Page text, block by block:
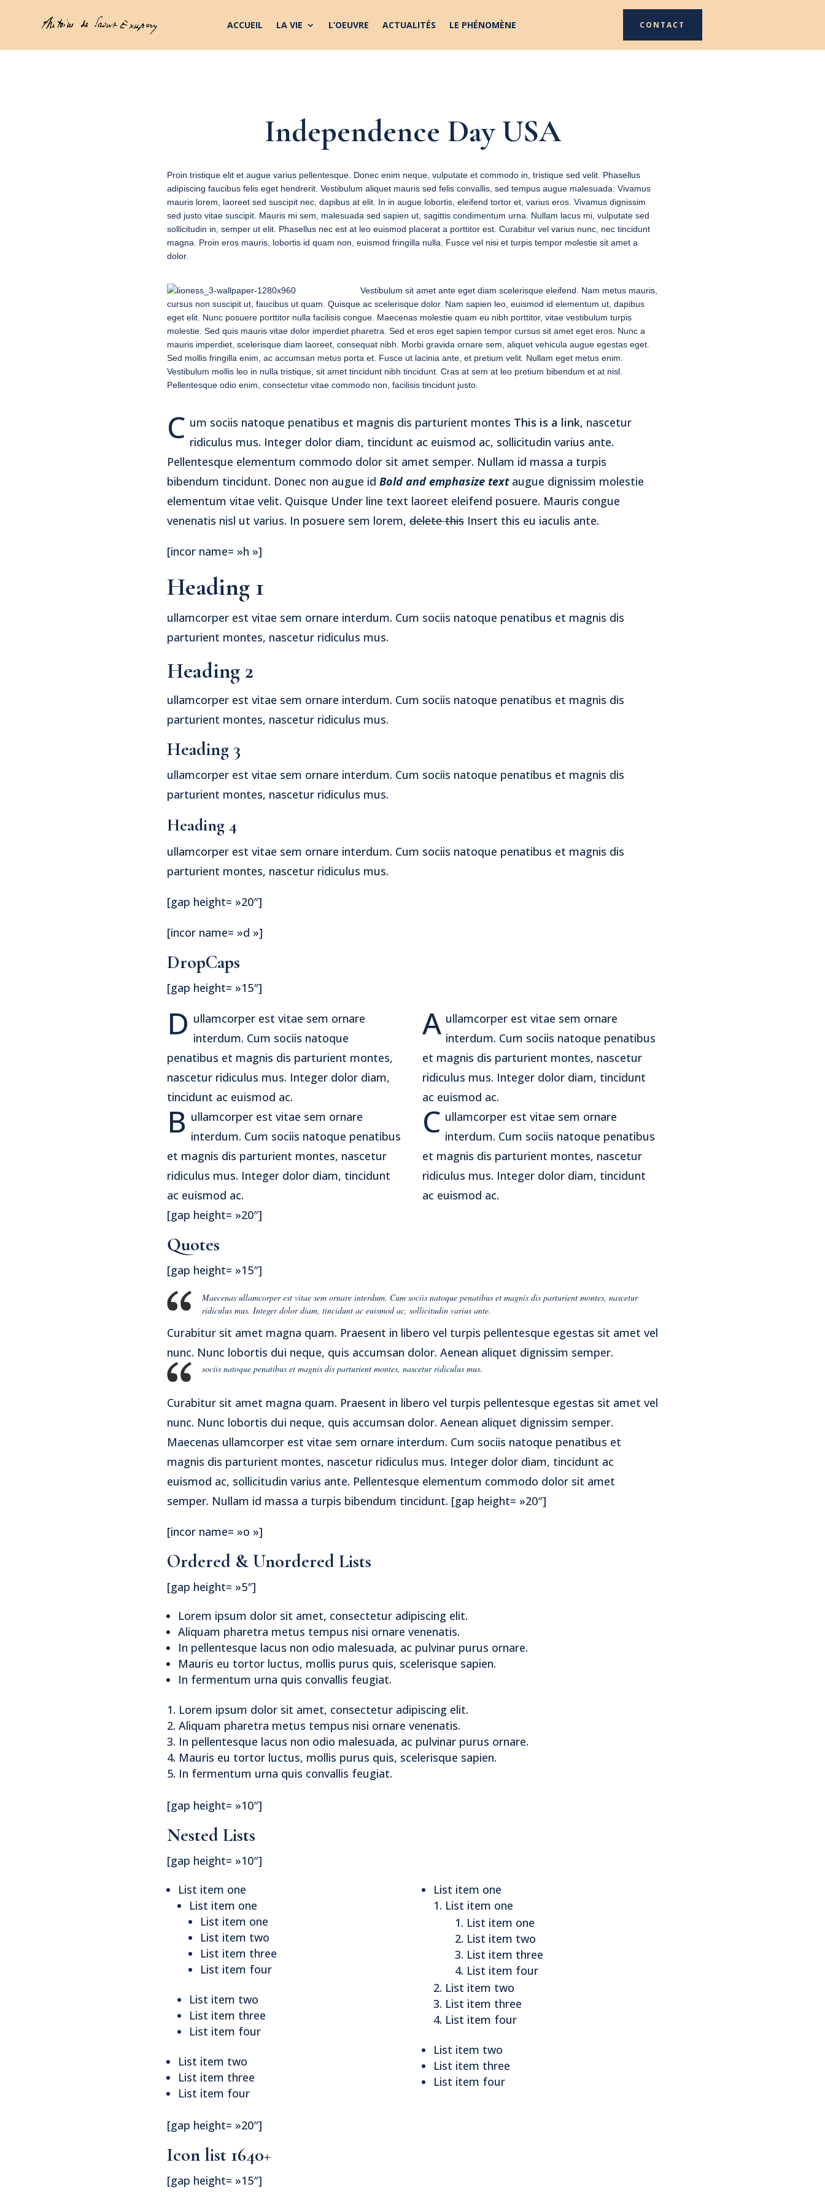
ACCUEIL LA VIE L’OEUVRE ACTUALITÉS LE PHÉNOMÈNE CONTACT
Independence Day USA
Proin tristique elit et augue varius pellentesque. Donec enim neque, vulputate et commodo in, tristique sed velit. Phasellus
adipiscing faucibus felis eget hendrerit. Vestibulum aliquet mauris sed felis convallis, sed tempus augue malesuada. Vivamus
mauris lorem, laoreet sed suscipit nec, dapibus at elit. In in augue lobortis, eleifend tortor et, varius eros. Vivamus dignissim
sed justo vitae suscipit. Mauris mi sem, malesuada sed sapien ut, sagittis condimentum urna. Nullam lacus mi, vulputate sed
sollicitudin in, semper ut elit. Phasellus nec est at leo euismod placerat a porttitor est. Curabitur vel varius nunc, nec tincidunt
magna. Proin eros mauris, lobortis id quam non, euismod fringilla nulla. Fusce vel nisi et turpis tempor molestie sit amet a
dolor.
Vestibulum sit amet ante eget diam scelerisque eleifend. Nam metus mauris,
cursus non suscipit ut, faucibus ut quam. Quisque ac scelerisque dolor. Nam sapien leo, euismod id elementum ut, dapibus
eget elit. Nunc posuere porttitor nulla facilisis congue. Maecenas molestie quam eu nibh porttitor, vitae vestibulum turpis
molestie. Sed quis mauris vitae dolor imperdiet pharetra. Sed et eros eget sapien tempor cursus sit amet eget eros. Nunc a
mauris imperdiet, scelerisque diam laoreet, consequat nibh. Morbi gravida ornare sem, aliquet vehicula augue egestas eget.
Sed mollis fringilla enim, ac accumsan metus porta et. Fusce ut lacinia ante, et pretium velit. Nullam eget metus enim.
Vestibulum mollis leo in nulla tristique, sit amet tincidunt nibh tincidunt. Cras at sem at leo pretium bibendum et at nisl.
Pellentesque odio enim, consectetur vitae commodo non, facilisis tincidunt justo.
C um sociis natoque penatibus et magnis dis parturient montes This is a link, nascetur
ridiculus mus. Integer dolor diam, tincidunt ac euismod ac, sollicitudin varius ante.
Pellentesque elementum commodo dolor sit amet semper. Nullam id massa a turpis
bibendum tincidunt. Donec non augue id Bold and emphasize textaugue dignissim molestie
elementum vitae velit. Quisque Under line text laoreet eleifend posuere. Mauris congue
venenatis nisl ut varius. In posuere sem lorem, delete this Insert this eu iaculis ante.
[incor name= »h »]
Heading 1
ullamcorper est vitae sem ornare interdum. Cum sociis natoque penatibus et magnis dis
parturient montes, nascetur ridiculus mus.
Heading 2
ullamcorper est vitae sem ornare interdum. Cum sociis natoque penatibus et magnis dis
parturient montes, nascetur ridiculus mus.
Heading 3
ullamcorper est vitae sem ornare interdum. Cum sociis natoque penatibus et magnis dis
parturient montes, nascetur ridiculus mus.
Heading 4
ullamcorper est vitae sem ornare interdum. Cum sociis natoque penatibus et magnis dis
parturient montes, nascetur ridiculus mus.
[gap height= »20″]
[incor name= »d »]
DropCaps
[gap height= »15″]
D ullamcorper est vitae sem ornare
interdum. Cum sociis natoque
penatibus et magnis dis parturient montes,
nascetur ridiculus mus. Integer dolor diam,
tincidunt ac euismod ac.
A ullamcorper est vitae sem ornare
interdum. Cum sociis natoque penatibus
et magnis dis parturient montes, nascetur
ridiculus mus. Integer dolor diam, tincidunt
ac euismod ac.
B ullamcorper est vitae sem ornare
interdum. Cum sociis natoque penatibus
et magnis dis parturient montes, nascetur
ridiculus mus. Integer dolor diam, tincidunt
ac euismod ac.
C ullamcorper est vitae sem ornare
interdum. Cum sociis natoque penatibus
et magnis dis parturient montes, nascetur
ridiculus mus. Integer dolor diam, tincidunt
ac euismod ac.
[gap height= »20″]
Quotes
[gap height= »15″]
Maecenas ullamcorper est vitae sem ornare interdum. Cum sociis natoque penatibus et magnis dis parturient montes, nascetur
ridiculus mus. Integer dolor diam, tincidunt ac euismod ac, sollicitudin varius ante.
Curabitur sit amet magna quam. Praesent in libero vel turpis pellentesque egestas sit amet vel
nunc. Nunc lobortis dui neque, quis accumsan dolor. Aenean aliquet dignissim semper.
sociis natoque penatibus et magnis dis parturient montes, nascetur ridiculus mus.
Curabitur sit amet magna quam. Praesent in libero vel turpis pellentesque egestas sit amet vel
nunc. Nunc lobortis dui neque, quis accumsan dolor. Aenean aliquet dignissim semper.
Maecenas ullamcorper est vitae sem ornare interdum. Cum sociis natoque penatibus et
magnis dis parturient montes, nascetur ridiculus mus. Integer dolor diam, tincidunt ac
euismod ac, sollicitudin varius ante. Pellentesque elementum commodo dolor sit amet
semper. Nullam id massa a turpis bibendum tincidunt. [gap height= »20″]
[incor name= »o »]
Ordered & Unordered Lists
[gap height= »5″]
Lorem ipsum dolor sit amet, consectetur adipiscing elit.
Aliquam pharetra metus tempus nisi ornare venenatis.
In pellentesque lacus non odio malesuada, ac pulvinar purus ornare.
Mauris eu tortor luctus, mollis purus quis, scelerisque sapien.
In fermentum urna quis convallis feugiat.
Lorem ipsum dolor sit amet, consectetur adipiscing elit.
Aliquam pharetra metus tempus nisi ornare venenatis.
In pellentesque lacus non odio malesuada, ac pulvinar purus ornare.
Mauris eu tortor luctus, mollis purus quis, scelerisque sapien.
In fermentum urna quis convallis feugiat.
[gap height= »10″]
Nested Lists
[gap height= »10″]
List item one
List item one
List item one
List item two
List item three
List item four
List item two
List item three
List item four
List item two
List item three
List item four
List item one
List item one
List item one
List item two
List item three
List item four
List item two
List item three
List item four
List item two
List item three
List item four
[gap height= »20″]
Icon list 1640+
[gap height= »15″]